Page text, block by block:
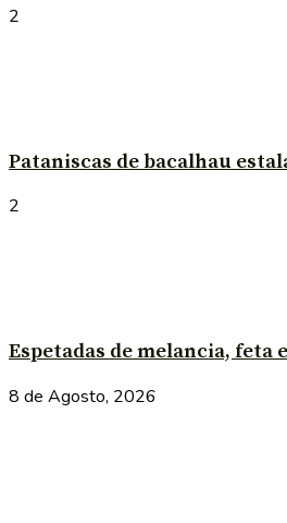
2
Pataniscas de bacalhau
2
Espetadas de melancia, feta
8 de Agosto, 2026